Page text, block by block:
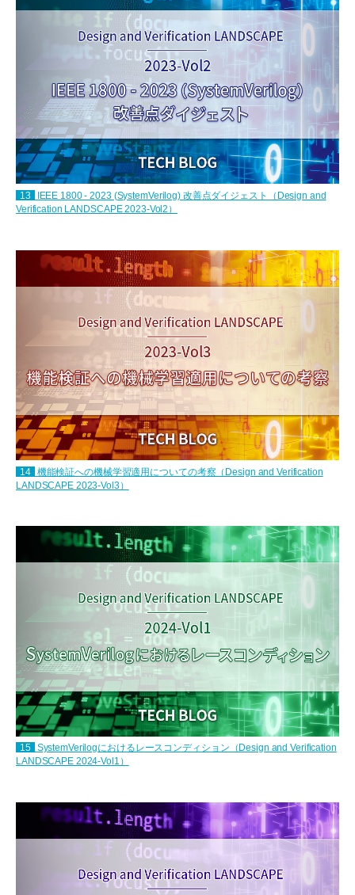
13
IEEE 1800 - 2023 (SystemVerilog) 改善点ダイジェスト（Design and
Verification LANDSCAPE 2023-Vol2）
14
機能検証への機械学習適用についての考察（Design and Verification
LANDSCAPE 2023-Vol3）
15
SystemVerilogにおけるレースコンディション（Design and Verification
LANDSCAPE 2024-Vol1）